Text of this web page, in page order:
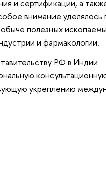
и сертификации, а
внимание уделялось
полезных
и фармакологии.
РФ в Индии
укреплению